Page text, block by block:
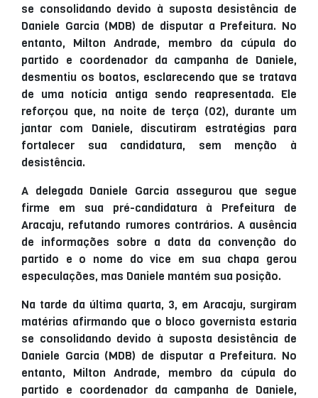
se consolidando devido à suposta desistência de
Daniele Garcia (MDB) de disputar a Prefeitura. No
entanto, Milton Andrade, membro da cúpula do
partido e coordenador da campanha de Daniele,
desmentiu os boatos, esclarecendo que se tratava
de uma notícia antiga sendo reapresentada. Ele
reforçou que, na noite de terça (02), durante um
jantar com Daniele, discutiram estratégias para
fortalecer sua candidatura, sem menção à
desistência.
A delegada Daniele Garcia assegurou que segue
firme em sua pré-candidatura à Prefeitura de
Aracaju, refutando rumores contrários. A ausência
de informações sobre a data da convenção do
partido e o nome do vice em sua chapa gerou
especulações, mas Daniele mantém sua posição.
Na tarde da última quarta, 3, em Aracaju, surgiram
matérias afirmando que o bloco governista estaria
se consolidando devido à suposta desistência de
Daniele Garcia (MDB) de disputar a Prefeitura. No
entanto, Milton Andrade, membro da cúpula do
partido e coordenador da campanha de Daniele,